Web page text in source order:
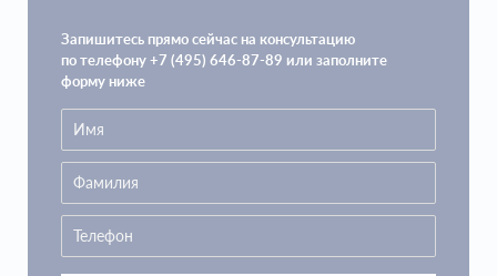
Запишитесь прямо сейчас на консультацию
по телефону +7 (495) 646-87-89 или заполните
форму ниже